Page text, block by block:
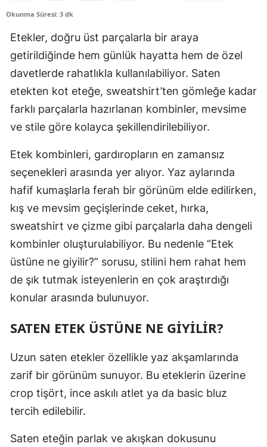
Okunma Süresi: 3 dk
Etekler, doğru üst parçalarla bir araya
getirildiğinde hem günlük hayatta hem de özel
davetlerde rahatlıkla kullanılabiliyor. Saten
etekten kot eteğe, sweatshirt’ten gömleğe kadar
farklı parçalarla hazırlanan kombinler, mevsime
ve stile göre kolayca şekillendirilebiliyor.
Etek kombinleri, gardıropların en zamansız
seçenekleri arasında yer alıyor. Yaz aylarında
hafif kumaşlarla ferah bir görünüm elde edilirken,
kış ve mevsim geçişlerinde ceket, hırka,
sweatshirt ve çizme gibi parçalarla daha dengeli
kombinler oluşturulabiliyor. Bu nedenle “Etek
üstüne ne giyilir?” sorusu, stilini hem rahat hem
de şık tutmak isteyenlerin en çok araştırdığı
konular arasında bulunuyor.
SATEN ETEK ÜSTÜNE NE GİYİLİR?
Uzun saten etekler özellikle yaz akşamlarında
zarif bir görünüm sunuyor. Bu eteklerin üzerine
crop tişört, ince askılı atlet ya da basic bluz
tercih edilebilir.
Saten eteğin parlak ve akışkan dokusunu